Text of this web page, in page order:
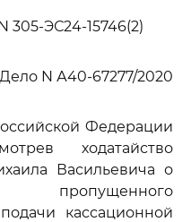
305-ЭС24-15746(2)
Дело N А40-67277/2020
Федерации
ходатайство
Васильевича о
пропущенного
кассационной